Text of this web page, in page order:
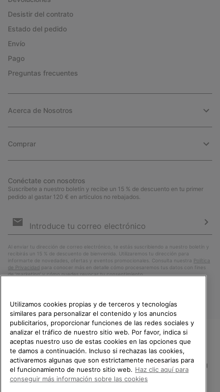
Desistir del contrato
Estado del pedido
Envío
Pago
Preguntas frecuentes
Acerca de Nosotros
Comprar
Conéctate con nosotros
Suscríbete a nuestro boletín y recibe un 15 % de descuento en tu primer
pedido al gastar 120 € en artículos no rebajados.
de
Al enviar tu dirección de correo electrónico, te estás suscribiendo a nuestro boletín y
recibirás un 15 % de descuento de bienvenida. Utilizaremos tu dirección para
informarte de novedades, ofertas y eventos promocionales. Consulta nuestra
Política
de Privacidad para conocer más en detalle cómo procesaremos tus datos con fines
de ’marketing’ y cómo puedes revocar tu consentimiento.
España
TE DAMOS LA BIENVENIDA A
SOREL.
POR FAVOR, SELECCIONA TU
PAÍS.
Utilizamos cookies propias y de terceros y tecnologías
similares para personalizar el contenido y los anuncios
publicitarios, proporcionar funciones de las redes sociales y
analizar el tráfico de nuestro sitio web. Por favor, indica si
aceptas nuestro uso de estas cookies en las opciones que
te damos a continuación. Incluso si rechazas las cookies,
activaremos algunas que son estrictamente necesarias para
el funcionamiento de nuestro sitio web. Haz clic aquí para
conseguir más información sobre las cookies